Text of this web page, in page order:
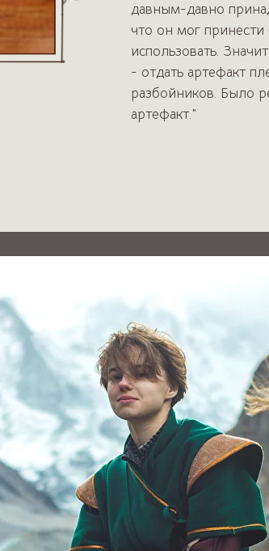
давным-давно
что он мог
использовать.
- отдать артефакт
разбойников. Было
артефакт."